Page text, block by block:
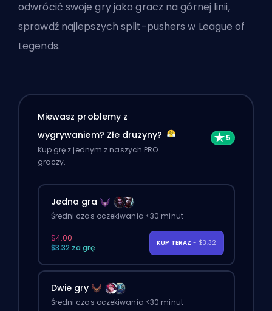
odwrócić swoje gry jako gracz na górnej linii,
sprawdź najlepszych split-pushers w League of
Legends.
Miewasz problemy z
wygrywaniem? Złe drużyny?
Kup grę z jednym z naszych PRO
graczy.
Jedna gra
Średni czas oczekiwania <30 minut
$4.00
$3.32 za grę
KUP TERAZ - $3.32
Dwie gry
Średni czas oczekiwania <30 minut